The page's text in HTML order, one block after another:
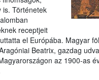
Történetek
receptjeit
el Európába. Magyar
Beatrix, gazdag
az 1900-as